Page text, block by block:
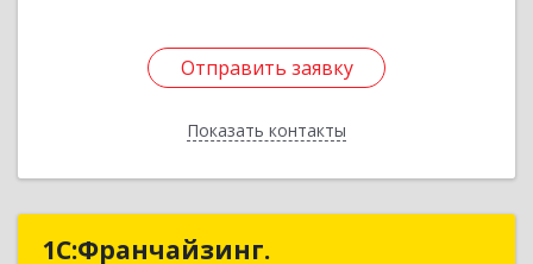
Отправить заявку
Показать контакты
Отправить заявку
Назад
1С:Франчайзинг.1С:Франчайзинг.